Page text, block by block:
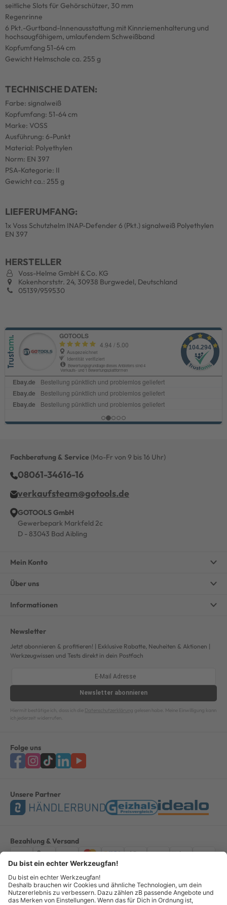
seitliche Slots für Gehörschützer, 30 mm
Regenrinne
6 Pkt.-Gurtband-Innenausstattung mit Kinnriemenhalterung und
hochsaugfähigem, umlaufendem Schweißband
Kopfumfang 51-64 cm
Gewicht Helmschale ca. 255 g
TECHNISCHE DATEN:
Farbe: signalweiß
Kopfumfang: 51-64 cm
Marke: VOSS
Ausführung: 6-Punkt
Material: Polyethylen
Norm: EN 397
PSA-Kategorie: II
Gewicht ca.: 255 g
LIEFERUMFANG:
1x Voss Schutzhelm INAP-Defender 6 (Pkt.) signalweiß Polyethylen
EN 397
HERSTELLER
Voss-Helme GmbH & Co. KG
Kokenhorststr. 24, 30938 Burgwedel, Deutschland
05139/959530
Fachberatung & Service (Mo-Fr von 9 bis 16 Uhr)
08061-34616-16
verkaufsteam@gotools.de
GOTOOLS GmbH
Gewerbepark Markfeld 2c
D - 83043 Bad Aibling
Mein Konto
Über uns
Informationen
Newsletter
Jetzt abonnieren & profitieren! | Exklusive Rabatte, Neuheiten & Aktionen |
Werkzeugwissen und Tests direkt in dein Postfach
Newsletter abonnieren
Hiermit bestätige ich, dass ich die Datenschutzerklärung gelesen habe. Meine Einwilligung kann
ich jederzeit widerrufen.
Folge uns
Unsere Partner
Bezahlung & Versand
ImpressumAGBDatenschutzWiderruf Vertrag widerrufen